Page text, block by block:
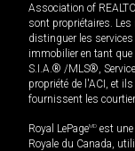
Association of
sont propriétaires. Les
distinguer les
immobilier en tant
S.I.A.® /MLS®,
propriété de l'ACI, et
fournissent les
Royal LePageMD est
Royale du Canada,